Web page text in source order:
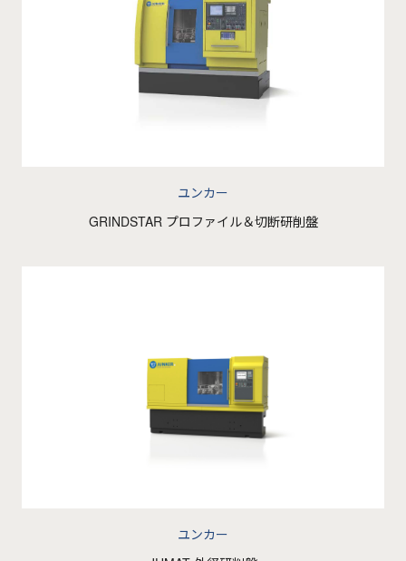
ユンカー
GRINDSTAR プロファイル＆切断研削盤
ユンカー